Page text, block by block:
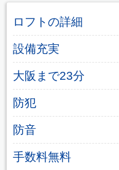
ロフトの詳細
設備充実
大阪まで23分
防犯
防音
手数料無料